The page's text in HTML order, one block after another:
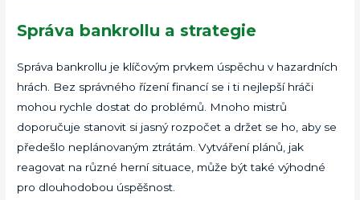
Správa bankrollu a strategie
Správa bankrollu je klíčovým prvkem úspěchu v hazardních
hrách. Bez správného řízení financí se i ti nejlepší hráči
mohou rychle dostat do problémů. Mnoho mistrů
doporučuje stanovit si jasný rozpočet a držet se ho, aby se
předešlo neplánovaným ztrátám. Vytváření plánů, jak
reagovat na různé herní situace, může být také výhodné
pro dlouhodobou úspěšnost.